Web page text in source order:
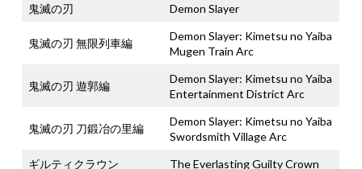
鬼滅の刃
Demon Slayer
鬼滅の刃 無限列車編
Demon Slayer: Kimetsu no Yaiba
Mugen Train Arc
鬼滅の刃 遊郭編
Demon Slayer: Kimetsu no Yaiba
Entertainment District Arc
鬼滅の刃 刀鍛冶の里編
Demon Slayer: Kimetsu no Yaiba
Swordsmith Village Arc
ギルティクラウン
The Everlasting Guilty Crown